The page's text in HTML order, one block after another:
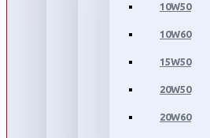
10W50
10W60
15W50
20W50
20W60